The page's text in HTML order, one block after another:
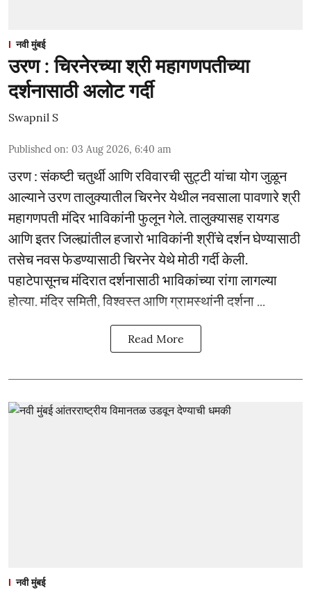
नवी मुंबई
उरण : चिरनेरच्या श्री महागणपतीच्या
दर्शनासाठी अलोट गर्दी
Swapnil S
Published on: 03 Aug 2026, 6:40 am
उरण : संकष्टी चतुर्थी आणि रविवारची सुट्टी यांचा योग जुळून
आल्याने उरण तालुक्यातील चिरनेर येथील नवसाला पावणारे श्री
महागणपती मंदिर भाविकांनी फुलून गेले. तालुक्यासह रायगड
आणि इतर जिल्ह्यांतील हजारो भाविकांनी श्रींचे दर्शन घेण्यासाठी
तसेच नवस फेडण्यासाठी चिरनेर येथे मोठी गर्दी केली.
पहाटेपासूनच मंदिरात दर्शनासाठी भाविकांच्या रांगा लागल्या
होत्या. मंदिर समिती, विश्वस्त आणि ग्रामस्थांनी दर्शना ...
Read More
नवी मुंबई